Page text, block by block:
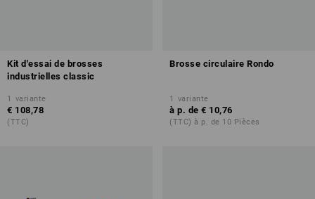
Kit d'essai de brosses
industrielles classic
1 variante
€ 108,78
(TTC)
Brosse circulaire Rondo
1 variante
à p. de € 10,76
(TTC) à p. de 10 Pièces